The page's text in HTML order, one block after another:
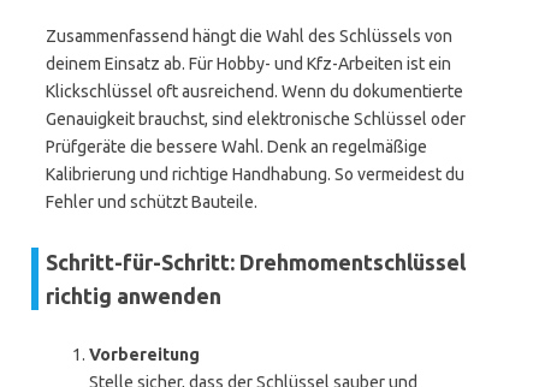
Zusammenfassend hängt die Wahl des Schlüssels von
deinem Einsatz ab. Für Hobby- und Kfz-Arbeiten ist ein
Klickschlüssel oft ausreichend. Wenn du dokumentierte
Genauigkeit brauchst, sind elektronische Schlüssel oder
Prüfgeräte die bessere Wahl. Denk an regelmäßige
Kalibrierung und richtige Handhabung. So vermeidest du
Fehler und schützt Bauteile.
Schritt-für-Schritt: Drehmomentschlüssel
richtig anwenden
Vorbereitung
Stelle sicher, dass der Schlüssel sauber und